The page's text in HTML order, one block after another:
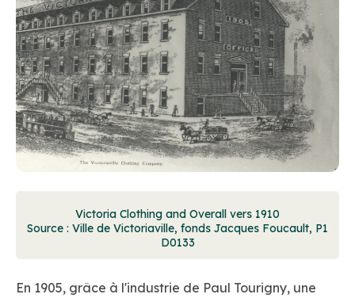
Victoria Clothing and Overall vers 1910
Source : Ville de Victoriaville, fonds Jacques Foucault, P1
D0133
En 1905, grâce à l'industrie de Paul Tourigny, une